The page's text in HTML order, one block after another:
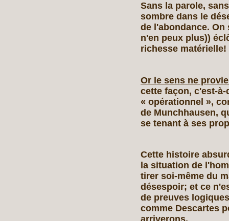
Sans la parole,
sombre dans le
de l'abondance.
n'en peux plus))
richesse matérielle!
Or le sens ne
cette façon,
« opérationnel »,
de Munchhausen,
se tenant à ses
Cette histoire
la situation de
tirer soi‑même du
désespoir; et ce
de preuves
comme Descartes
arriverons.